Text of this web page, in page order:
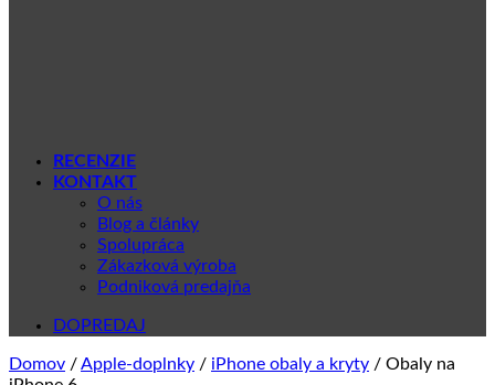
RECENZIE
KONTAKT
O nás
Blog a články
Spolupráca
Zákazková výroba
Podniková predajňa
DOPREDAJ
Domov /Apple-doplnky / iPhone obaly a kryty / Obaly na